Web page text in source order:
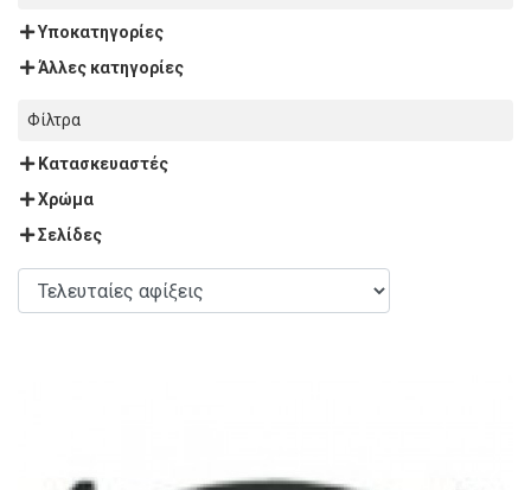
Υποκατηγορίες
Άλλες κατηγορίες
Φίλτρα
Κατασκευαστές
Χρώμα
Σελίδες